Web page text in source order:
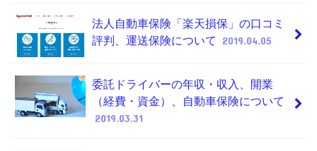
法人自動車保険「楽天損保」の口コミ
評判、運送保険について
2019.04.05
委託ドライバーの年収・収入、開業
（経費・資金）、自動車保険について
2019.03.31